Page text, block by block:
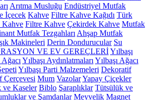
Arıtma Musluğu Endüstriyel Mutfak
İçecek Kahve Filtre Kahve Kağıdı Türk
Kahve Filtre Kahve Çekirdek Kahve Mutfak
Mutfak Tezgahları Ahşap Mutfak
Makineleri Derin Dondurucular Su
VE EV GEREÇLERİYılbaşı
Ağacı Yılbaşı Aydınlatmaları Yılbaşı Ağacı
Yılbaşı Parti Malzemeleri Dekoratif
Çerçevesi Mum VazolarYapay Çiçekler
ve Kaseler Biblo Şaraplıklar Tütsülük ve
ve Şamdanlar Meyvelik Magnet